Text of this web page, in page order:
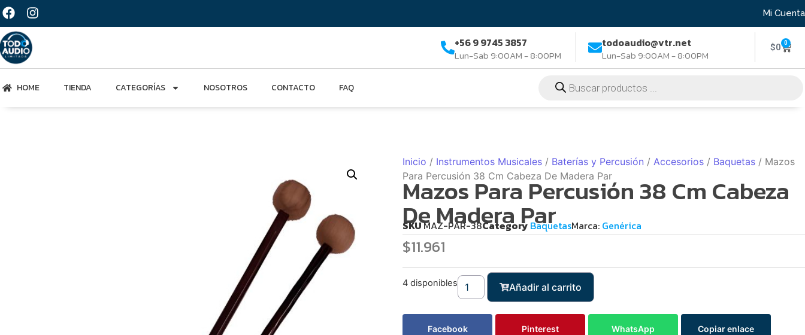
Mi Cuenta
+56 9 9745 3857
Lun-Sab 9:00AM - 8:00PM
todoaudio@vtr.net
Lun-Sab 9:00AM - 8:00PM
$0 0
HOME TIENDA CATEGORÍAS NOSOTROS CONTACTO FAQ
Inicio / Instrumentos Musicales / Baterías y Percusión / Accesorios / Baquetas / Mazos
Para Percusión 38 Cm Cabeza De Madera Par
Mazos Para Percusión 38 Cm Cabeza
De Madera Par
SKUMAZ-PAR-38Category BaquetasMarca: Genérica
$11.961
4 disponibles Añadir al carrito
Facebook Pinterest WhatsApp Copiar enlace